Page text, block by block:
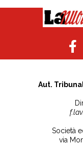
Aut.
Società
via